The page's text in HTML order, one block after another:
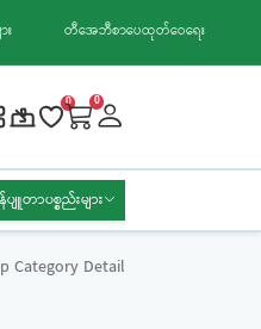
တီအေဘီစာပေထုတ်ဝေရေး
0 0
ျူတာပစ္စည်းများ
Category Detail